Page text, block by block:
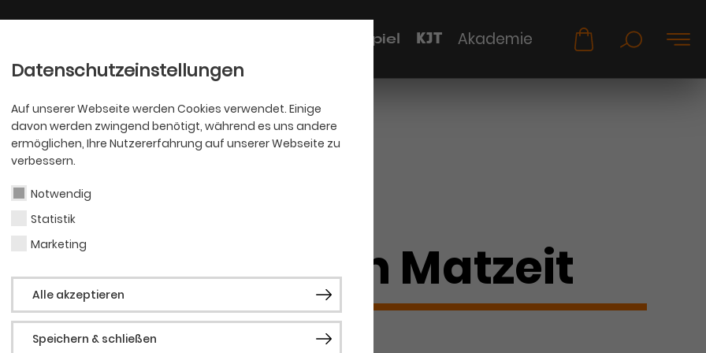
Datenschutzeinstellungen
Auf unserer Webseite werden Cookies verwendet. Einige
davon werden zwingend benötigt, während es uns andere
ermöglichen, Ihre Nutzererfahrung auf unserer Webseite zu
verbessern.
Notwendig
Statistik
Marketing
Alle akzeptieren
Speichern & schließen
Schauspiel KJT Akademie
Hagen Matzeit